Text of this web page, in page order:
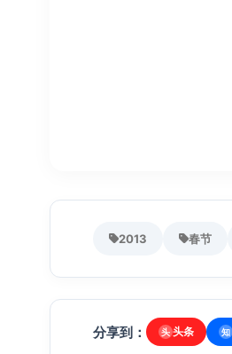
2013 春节
分享到： 头 头条 知